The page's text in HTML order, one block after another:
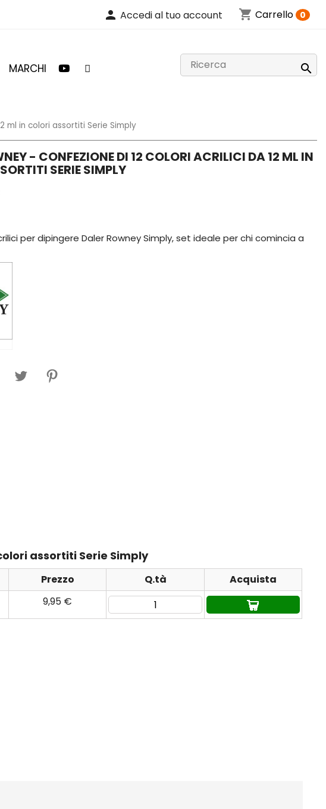
person Accedi al tuo account shopping_cart Carrello 0
MARCHI 
ml in colori assortiti Serie Simply
- CONFEZIONE DI 12 COLORI ACRILICI DA 12 ML IN
SERIE SIMPLY
per dipingere Daler Rowney Simply, set ideale per chi comincia a
assortiti Serie Simply
Prezzo Q.tà
Acquista
9,95 €